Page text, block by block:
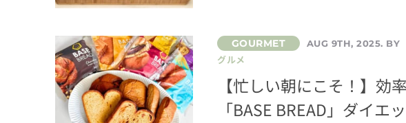
AUG 9TH, 2025. BY
グルメ
【忙しい朝にこそ！】効
「BASE BREAD」ダイエ